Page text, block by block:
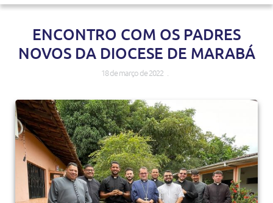
ENCONTRO COM OS PADRES
NOVOS DA DIOCESE DE MARABÁ
18 de março de 2022 .